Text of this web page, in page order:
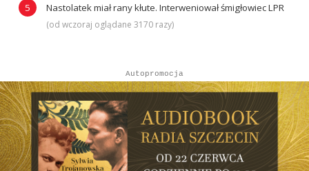
Nastolatek miał rany kłute. Interweniował śmigłowiec LPR
(od wczoraj oglądane 3170 razy)
Autopromocja